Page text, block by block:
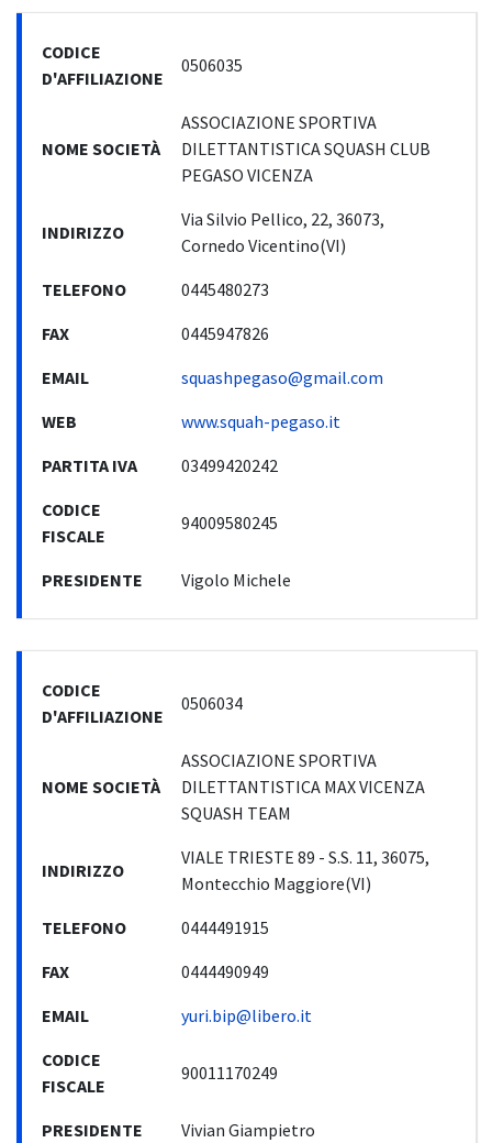
CODICE
D'AFFILIAZIONE
0506035
NOME SOCIETÀ
ASSOCIAZIONE SPORTIVA
DILETTANTISTICA SQUASH CLUB
PEGASO VICENZA
INDIRIZZO
Via Silvio Pellico, 22, 36073,
Cornedo Vicentino(VI)
TELEFONO
0445480273
FAX
0445947826
EMAIL
squashpegaso@gmail.com
WEB
www.squah-pegaso.it
PARTITA IVA
03499420242
CODICE
FISCALE
94009580245
PRESIDENTE Vigolo Michele
CODICE
D'AFFILIAZIONE
0506034
NOME SOCIETÀ
ASSOCIAZIONE SPORTIVA
DILETTANTISTICA MAX VICENZA
SQUASH TEAM
INDIRIZZO
VIALE TRIESTE 89 - S.S. 11, 36075,
Montecchio Maggiore(VI)
TELEFONO
0444491915
FAX
0444490949
EMAIL
yuri.bip@libero.it
CODICE
FISCALE
90011170249
PRESIDENTE Vivian Giampietro